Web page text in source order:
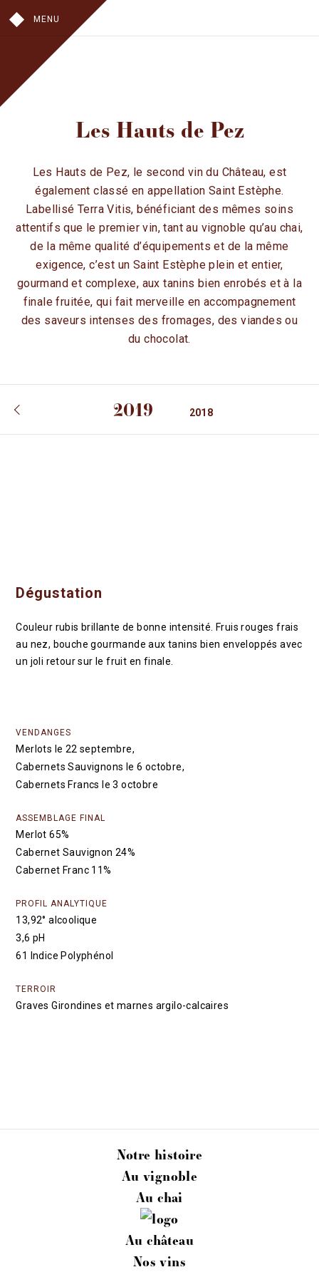
MENU
AU VIGNOBLE
AU CHÂTEAU
NOS VINS
CHÂTEAU TOUR DE PEZ
VISITES
OÙ TROUVER NOS VINS
CONTACT
ESPACE PROFESSIONNEL
BOUTIQUE
Les Hauts de Pez
Les Hauts de Pez, le second vin du Château, est
également classé en appellation Saint Estèphe.
Labellisé Terra Vitis, bénéficiant des mêmes soins
attentifs que le premier vin, tant au vignoble qu’au chai,
de la même qualité d’équipements et de la même
exigence, c’est un Saint Estèphe plein et entier,
gourmand et complexe, aux tanins bien enrobés et à la
finale fruitée, qui fait merveille en accompagnement
des saveurs intenses des fromages, des viandes ou
du chocolat.
2019 2018
Dégustation
Couleur rubis brillante de bonne intensité. Fruis rouges frais
au nez, bouche gourmande aux tanins bien enveloppés avec
un joli retour sur le fruit en finale.
VENDANGES
Merlots le 22 septembre,
Cabernets Sauvignons le 6 octobre,
Cabernets Francs le 3 octobre
ASSEMBLAGE FINAL
Merlot 65%
Cabernet Sauvignon 24%
Cabernet Franc 11%
PROFIL ANALYTIQUE
13,92° alcoolique
3,6 pH
61 Indice Polyphénol
TERROIR
Graves Girondines et marnes argilo-calcaires
Notre histoire
Au vignoble
Au chai
Au château
Nos vins